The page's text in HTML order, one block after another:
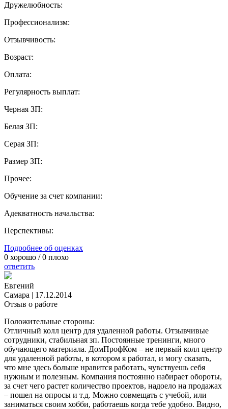
Дружелюбность:
Профессионализм:
Отзывчивость:
Возраст:
Оплата:
Регулярность выплат:
Черная ЗП:
Белая ЗП:
Серая ЗП:
Размер ЗП:
Прочее:
Обучение за счет компании:
Адекватность начальства:
Перспективы:
Подробнее об оценках
0 хорошо /0 плохо
ответить
Евгений
Самара | 17.12.2014
Отзыв о работе
Положительные стороны:
Отличный колл центр для удаленной работы. Отзывчивые
сотрудники, стабильная зп. Постоянные тренинги, много
обучающего материала. ДомПрофКом – не первый колл центр
для удаленной работы, в котором я работал, и могу сказать,
что мне здесь больше нравится работать, чувствуешь себя
нужным и полезным. Компания постоянно набирает обороты,
за счет чего растет количество проектов, надоело на продажах
– пошел на опросы и т.д. Можно совмещать с учебой, или
заниматься своим хобби, работаешь когда тебе удобно. Видно,